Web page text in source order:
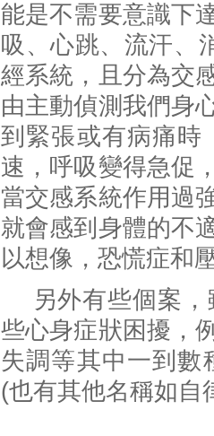
能是不需要意識下
吸、心跳、流汗、
經系統，且分為交
由主動偵測我們身
到緊張或有病痛時
速，呼吸變得急促
當交感系統作用過
就會感到身體的不
以想像，恐慌症和
另外有些個案，
些心身症狀困擾，
失調等其中一到數
(也有其他名稱如自